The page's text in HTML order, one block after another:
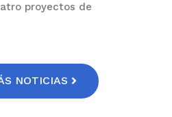
proyectos de
NOTICIAS